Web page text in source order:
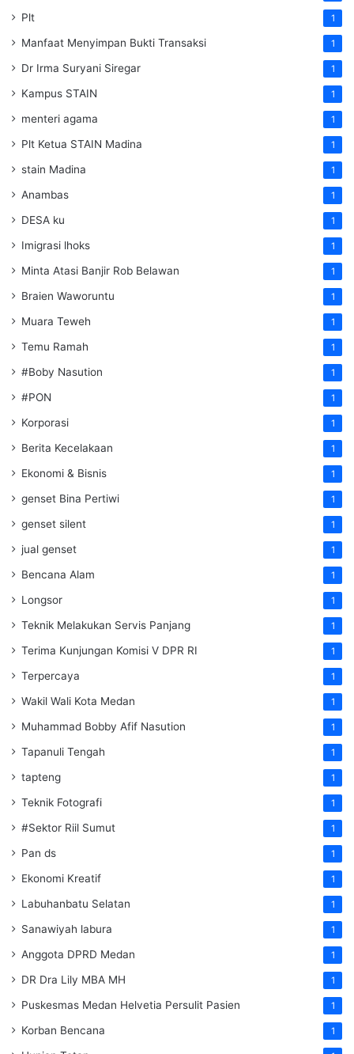
Plt 1
Manfaat Menyimpan Bukti Transaksi 1
Dr Irma Suryani Siregar 1
Kampus STAIN 1
menteri agama 1
Plt Ketua STAIN Madina 1
stain Madina 1
Anambas 1
DESA ku 1
Imigrasi lhoks 1
Minta Atasi Banjir Rob Belawan 1
Braien Waworuntu 1
Muara Teweh 1
Temu Ramah 1
#Boby Nasution 1
#PON 1
Korporasi 1
Berita Kecelakaan 1
Ekonomi & Bisnis 1
genset Bina Pertiwi 1
genset silent 1
jual genset 1
Bencana Alam 1
Longsor 1
Teknik Melakukan Servis Panjang 1
Terima Kunjungan Komisi V DPR RI 1
Terpercaya 1
Wakil Wali Kota Medan 1
Muhammad Bobby Afif Nasution 1
Tapanuli Tengah 1
tapteng 1
Teknik Fotografi 1
#Sektor Riil Sumut 1
Pan ds 1
Ekonomi Kreatif 1
Labuhanbatu Selatan 1
Sanawiyah labura 1
Anggota DPRD Medan 1
DR Dra Lily MBA MH 1
Puskesmas Medan Helvetia Persulit Pasien 1
Korban Bencana 1